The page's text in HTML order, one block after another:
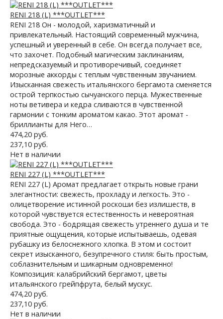
RENI 218 (L) ***OUTLET***
RENI 218 Он - молодой, харизматичный и
привлекательный. Настоящий современный мужчина,
успешный и уверенный в себе. Он всегда получает все,
что захочет. Подобный магическим заклинаниям,
непредсказуемый и противоречивый, соединяет
морозные аккорды с теплым чувственным звучанием.
Изысканная свежесть итальянского бергамота сменяется
острой терпкостью сычуанского перца. Мужественные
ноты ветивера и кедра сливаются в чувственной
гармонии с тонким ароматом какао. Этот аромат -
бриллианты для Него…
474,20 руб.
237,10 руб.
Нет в наличии
RENI 227 (L) ***OUTLET***
RENI 227 (L) Аромат предлагает открыть новые грани
элегантности: свежесть, прохладу и легкость. Это -
олицетворение истинной роскоши без излишеств, в
которой чувствуется естественность и невероятная
свобода. Это - бодрящая свежесть утреннего душа и те
приятные ощущения, которые испытываешь, одевая
рубашку из белоснежного хлопка. В этом и состоит
секрет изысканного, безупречного стиля: быть простым,
соблазнительным и шикарным одновременно!
Композиция: калабрийский бергамот, цветы
итальянского грейпфрута, белый мускус.
474,20 руб.
237,10 руб.
Нет в наличии